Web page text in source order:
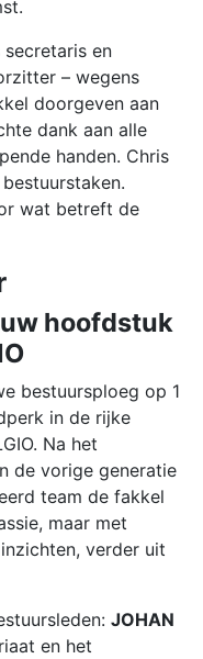
en
– wegens
doorgeven aan
dank aan alle
handen. Chris
wat betreft de
hoofdstuk
bestuursploeg op 1
in de rijke
Na het
de vorige generatie
team de fakkel
maar met
verder uit
JOHAN
en het